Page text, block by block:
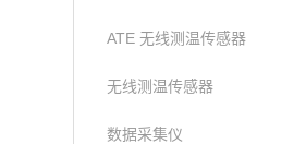
ATE 无线测温传感器
无线测温传感器
数据采集仪